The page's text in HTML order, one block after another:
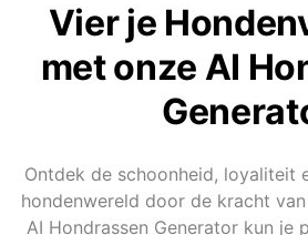
Vier je
met onze AI
Ontdek de schoonheid, loyaliteit
hondenwereld door de kracht van
AI Hondrassen Generator kun je